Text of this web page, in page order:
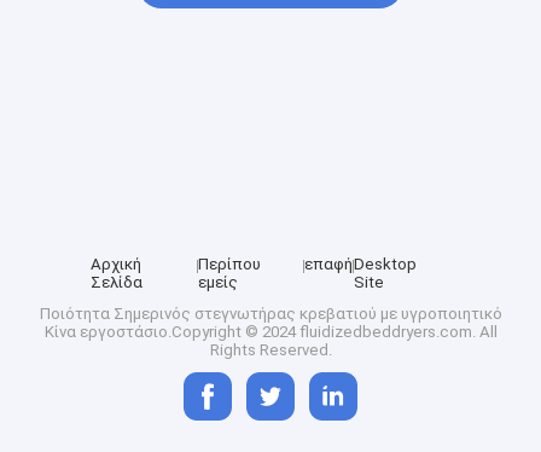
Αρχική
Σελίδα
Περίπου
εμείς
επαφήDesktop
Site
Ποιότητα Σημερινός στεγνωτήρας κρεβατιού με υγροποιητικό
Κίνα εργοστάσιο.Copyright © 2024 fluidizedbeddryers.com. All
Rights Reserved.